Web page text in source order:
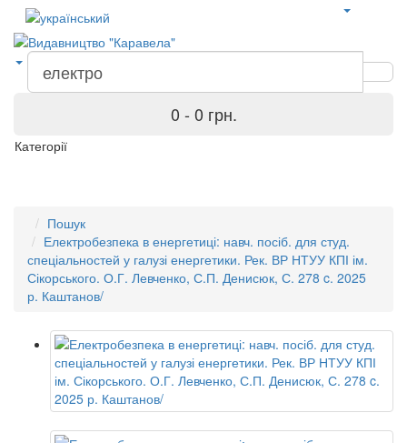
0 - 0 грн.
Категорії
Пошук
Електробезпека в енергетиці: навч. посіб. для студ.
спеціальностей у галузі енергетики. Рек. ВР НТУУ КПІ ім.
Сікорського. О.Г. Левченко, С.П. Денисюк, С. 278 c. 2025
р. Каштанов/